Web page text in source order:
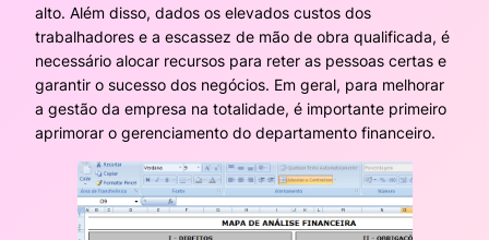
alto. Além disso, dados os elevados custos dos
trabalhadores e a escassez de mão de obra qualificada, é
necessário alocar recursos para reter as pessoas certas e
garantir o sucesso dos negócios. Em geral, para melhorar
a gestão da empresa na totalidade, é importante primeiro
aprimorar o gerenciamento do departamento financeiro.